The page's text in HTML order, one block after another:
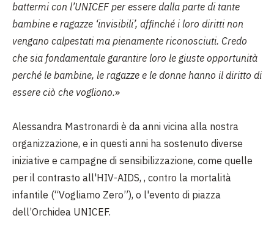
battermi con l’UNICEF per essere dalla parte di tante
bambine e ragazze ‘invisibili’, affinché i loro diritti non
vengano calpestati ma pienamente riconosciuti. Credo
che sia fondamentale garantire loro le giuste opportunità
perché le bambine, le ragazze e le donne hanno il diritto di
essere ciò che vogliono.»
Alessandra Mastronardi è da anni vicina alla nostra
organizzazione, e in questi anni ha sostenuto diverse
iniziative e campagne di sensibilizzazione, come quelle
per il contrasto all'HIV-AIDS, , contro la mortalità
infantile (“Vogliamo Zero”), o l'evento di piazza
dell’Orchidea UNICEF.